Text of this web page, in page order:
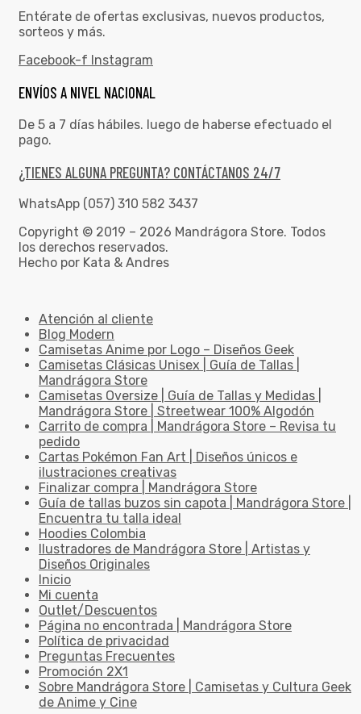
Entérate de ofertas exclusivas, nuevos productos,
sorteos y más.
Facebook-f Instagram
ENVÍOS A NIVEL NACIONAL
De 5 a 7 días hábiles. luego de haberse efectuado el
pago.
¿TIENES ALGUNA PREGUNTA? CONTÁCTANOS 24/7
WhatsApp (057) 310 582 3437
Copyright © 2019 – 2026 Mandrágora Store. Todos
los derechos reservados.
Hecho por Kata & Andres
Atención al cliente
Blog Modern
Camisetas Anime por Logo – Diseños Geek
Camisetas Clásicas Unisex | Guía de Tallas |
Mandrágora Store
Camisetas Oversize | Guía de Tallas y Medidas |
Mandrágora Store | Streetwear 100% Algodón
Carrito de compra | Mandrágora Store – Revisa tu
pedido
Cartas Pokémon Fan Art | Diseños únicos e
ilustraciones creativas
Finalizar compra | Mandrágora Store
Guía de tallas buzos sin capota | Mandrágora Store |
Encuentra tu talla ideal
Hoodies Colombia
Ilustradores de Mandrágora Store | Artistas y
Diseños Originales
Inicio
Mi cuenta
Outlet/Descuentos
Página no encontrada | Mandrágora Store
Política de privacidad
Preguntas Frecuentes
Promoción 2X1
Sobre Mandrágora Store | Camisetas y Cultura Geek
de Anime y Cine